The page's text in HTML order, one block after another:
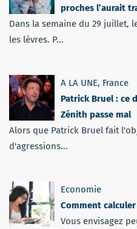
proches l’aurait
Dans la semaine du 29 juillet,
les lèvres. P...
A LA UNE, France
Patrick Bruel : ce
Zénith passe mal
Alors que Patrick Bruel fait
d'agressions...
Economie
Comment
Vous envisagez